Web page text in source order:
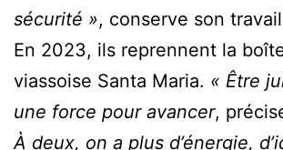
sécurité », conserve son
En 2023, ils reprennent la
viassoise Santa Maria. « Être
une force pour avancer,
À deux, on a plus d’énergie,